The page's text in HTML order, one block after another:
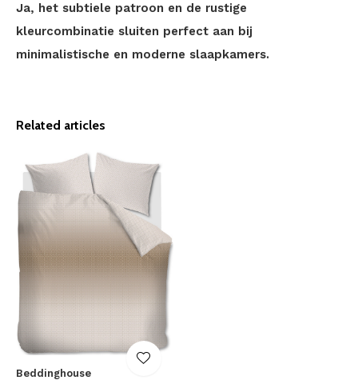
Ja, het subtiele patroon en de rustige
kleurcombinatie sluiten perfect aan bij
minimalistische en moderne slaapkamers.
Related articles
Beddinghouse